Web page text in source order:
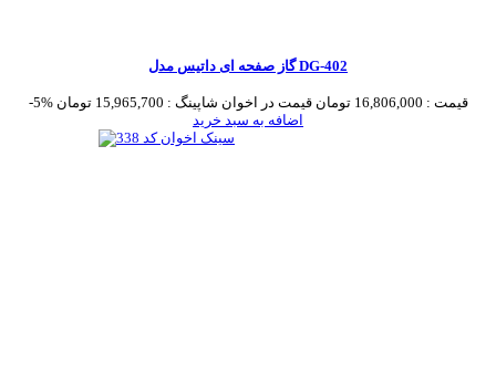
گاز صفحه ای داتیس مدل DG-402
-5% قیمت : 16,806,000 تومان قیمت در اخوان شاپینگ : 15,965,700 تومان
اضافه به سبد خرید